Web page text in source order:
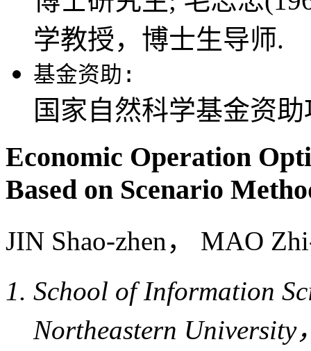
学教授，博士生导师.
基金资助:
国家自然科学基金资助
Economic Operation
Based on Scenario
JIN Shao-zhen， MAO
School of Information
Northeastern University